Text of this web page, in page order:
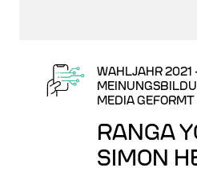
WAHLJAHR 2021
MEDIA GEFORMT
RANGA
SIMON